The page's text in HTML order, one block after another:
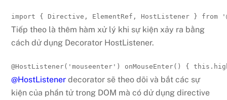
import { Directive , ElementRef , HostListener } from
Tiếp theo là thêm hàm xử lý khi sự kiện xảy ra bằng
cách dử dụng Decorator HostListener.
@HostListener( 'mouseenter' ) onMouseEnter( ) { this .
@HostListener decorator sẽ theo dõi và bắt các sự
kiện của phần tử trong DOM mà có dử dụng directive